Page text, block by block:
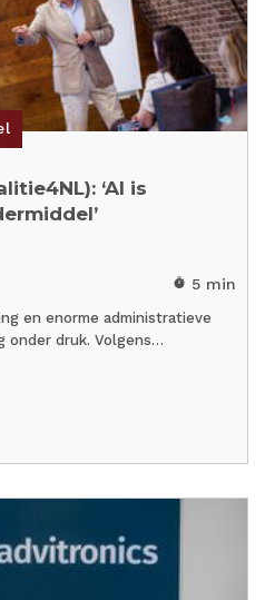
‘AI is
timer 5 min
en enorme administratieve
onder druk. Volgens…